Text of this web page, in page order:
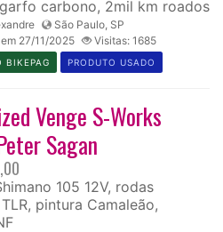
carbono, 2mil km roados
São Paulo, SP
27/11/2025
Visitas: 1685
BIKEPAG PRODUTO USADO
Venge S-Works
Sagan
105 12V, rodas
pintura Camaleão,